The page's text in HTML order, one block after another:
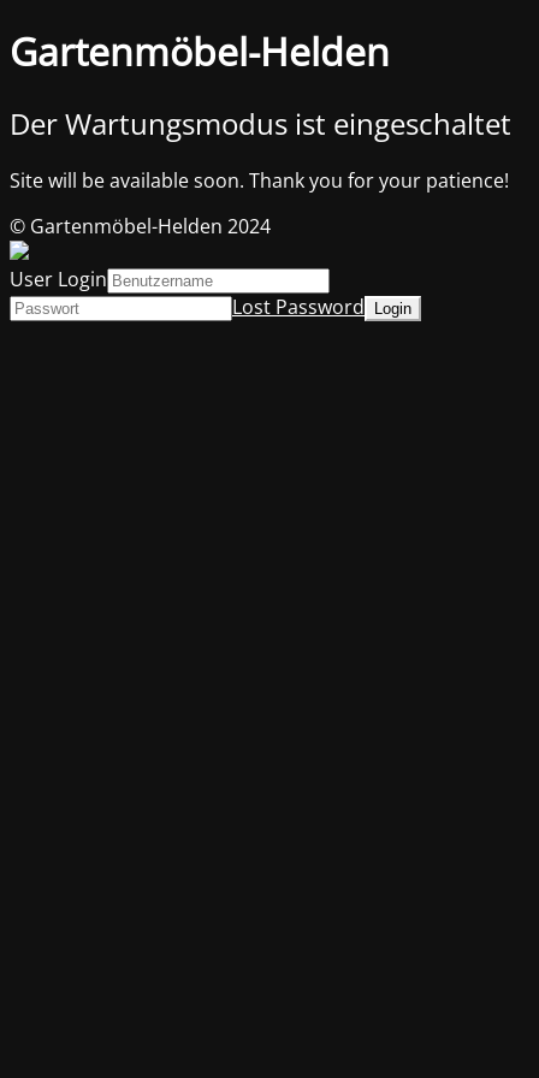
Gartenmöbel-Helden
Der Wartungsmodus ist eingeschaltet
Site will be available soon. Thank you for your patience!
© Gartenmöbel-Helden 2024
User Login
Lost Password